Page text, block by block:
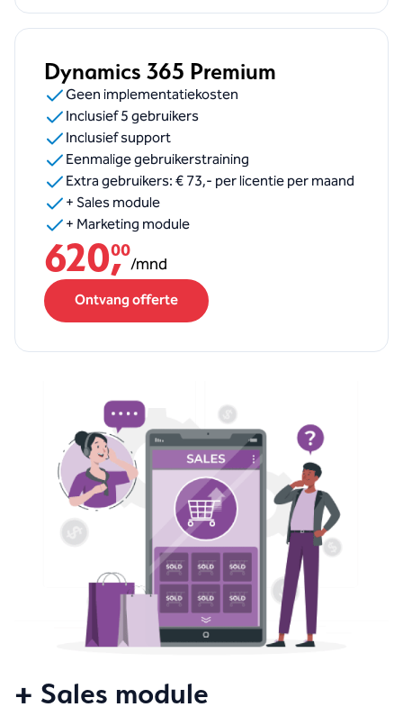
Dynamics 365 Premium
Geen implementatiekosten
Inclusief 5 gebruikers
Inclusief support
Eenmalige gebruikerstraining
Extra gebruikers: € 73,- per licentie per maand
+ Sales module
+ Marketing module
620,
00
/mnd
Ontvang offerte
+ Sales module